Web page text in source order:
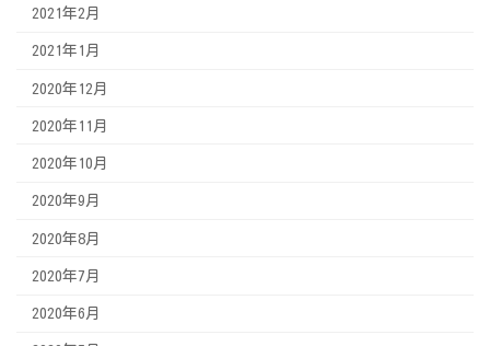
2021年2月
2021年1月
2020年12月
2020年11月
2020年10月
2020年9月
2020年8月
2020年7月
2020年6月